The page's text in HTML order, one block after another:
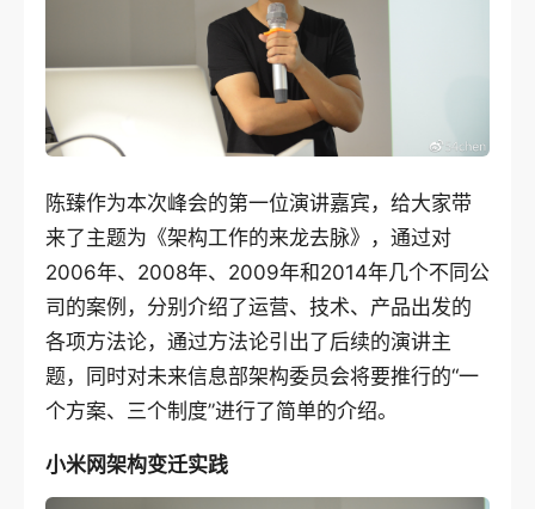
陈臻作为本次峰会的第一位演讲嘉宾，给大家带
来了主题为《架构工作的来龙去脉》，通过对
2006年、2008年、2009年和2014年几个不同公
司的案例，分别介绍了运营、技术、产品出发的
各项方法论，通过方法论引出了后续的演讲主
题，同时对未来信息部架构委员会将要推行的“一
个方案、三个制度”进行了简单的介绍。
小米网架构变迁实践